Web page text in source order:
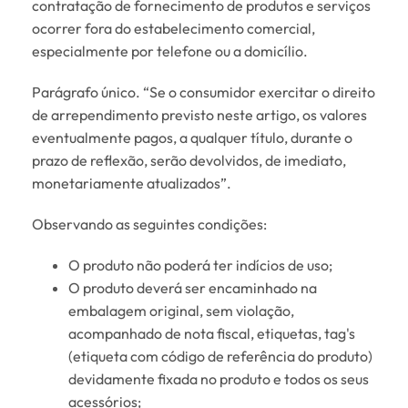
contratação de fornecimento de produtos e serviços
ocorrer fora do estabelecimento comercial,
especialmente por telefone ou a domicílio.
Parágrafo único. “Se o consumidor exercitar o direito
de arrependimento previsto neste artigo, os valores
eventualmente pagos, a qualquer título, durante o
prazo de reflexão, serão devolvidos, de imediato,
monetariamente atualizados”.
Observando as seguintes condições:
O produto não poderá ter indícios de uso;
O produto deverá ser encaminhado na
embalagem original, sem violação,
acompanhado de nota fiscal, etiquetas, tag's
(etiqueta com código de referência do produto)
devidamente fixada no produto e todos os seus
acessórios;